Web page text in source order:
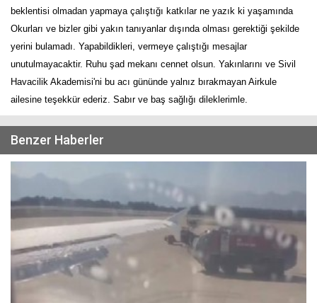
beklentisi olmadan yapmaya çalıştığı katkılar ne yazık ki yaşamında
Okurları ve bizler gibi yakın tanıyanlar dışında olması gerektiği şekilde
yerini bulamadı. Yapabildikleri, vermeye çalıştığı mesajlar
unutulmayacaktir. Ruhu şad mekanı cennet olsun. Yakınlarını ve Sivil
Havacilik Akademisi'ni bu acı gününde yalnız bırakmayan Airkule
ailesine teşekkür ederiz. Sabır ve baş sağlığı dileklerimle.
Benzer Haberler